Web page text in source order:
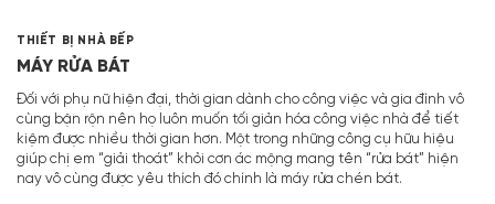
THIẾT BỊ NHÀ BẾP
MÁY RỬA BÁT
Đối với phụ nữ hiện đại, thời gian dành cho công việc và gia đình vô
cùng bận rộn nên họ luôn muốn tối giản hóa công việc nhà để tiết
kiệm được nhiều thời gian hơn. Một trong những công cụ hữu hiệu
giúp chị em “giải thoát” khỏi cơn ác mộng mang tên “rửa bát” hiện
nay vô cùng được yêu thích đó chính là máy rửa chén bát.